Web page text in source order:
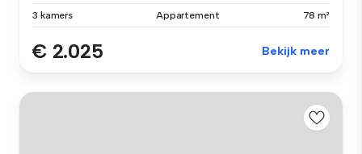
3 kamers Appartement 78 m²
€ 2.025 Bekijk meer